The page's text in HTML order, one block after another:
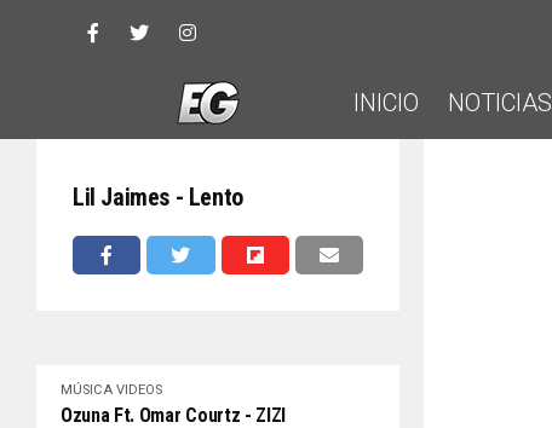
INICIO NOTICIAS
Lil Jaimes - Lento
MÚSICA VIDEOS
Ozuna Ft. Omar Courtz - ZIZI